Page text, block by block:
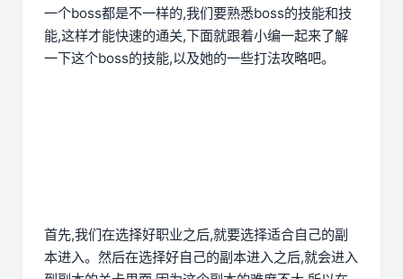
一个boss都是不一样的,我们要熟悉boss的技能和技
能,这样才能快速的通关,下面就跟着小编一起来了解
一下这个boss的技能,以及她的一些打法攻略吧。
首先,我们在选择好职业之后,就要选择适合自己的副
本进入。然后在选择好自己的副本进入之后,就会进入